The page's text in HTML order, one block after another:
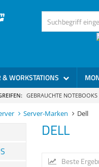
WORKSTATIONS
GEBRAUCHTE NOTEBOOKS
Server-Marken Dell
DELL
Beste